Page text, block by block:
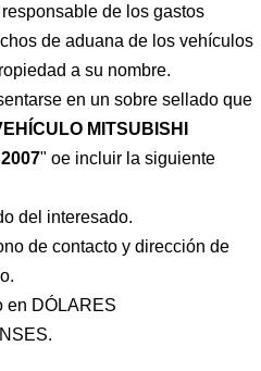
de los gastos
de aduana de los vehículos
a su nombre.
en un sobre sellado que
MITSUBISHI
" oe incluir la siguiente
del interesado.
de contacto y dirección de
en DÓLARES